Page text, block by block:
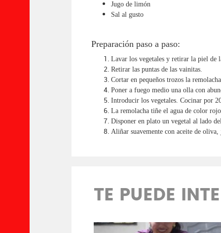
Jugo de limón
Sal al gusto
Preparación paso a paso:
Lavar los vegetales y retirar la piel de
Retirar las puntas de las vainitas.
Cortar en pequeños trozos la
Poner a fuego medio una olla con
Introducir los vegetales. Cocinar por
La remolacha tiñe el agua de color
Disponer en plato un vegetal al lado
Aliñar suavemente con aceite de
TE PUEDE